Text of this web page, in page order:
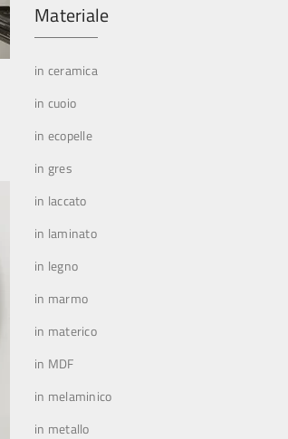
Materiale
in ceramica
in cuoio
in ecopelle
in gres
in laccato
in laminato
in legno
in marmo
in materico
in MDF
in melaminico
in metallo